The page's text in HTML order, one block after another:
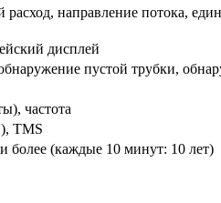
направление потока,
дисплей
пустой трубки,
частота
TMS
более (каждые 10 минут: 10 лет)